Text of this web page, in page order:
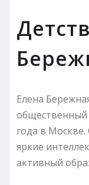
Елена
общественный
года в Москве.
яркие
активный